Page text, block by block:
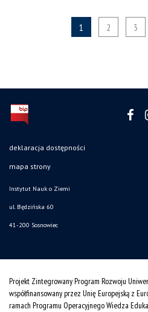
1 2 3
deklaracja dostępności
mapa strony
Instytut Nauk o Ziemi
ul. Będzińska 60
41-200 Sosnowiec
Projekt Zintegrowany Program Rozwoju
współfinansowany przez Unię Europejską z
ramach Programu Operacyjnego Wiedza